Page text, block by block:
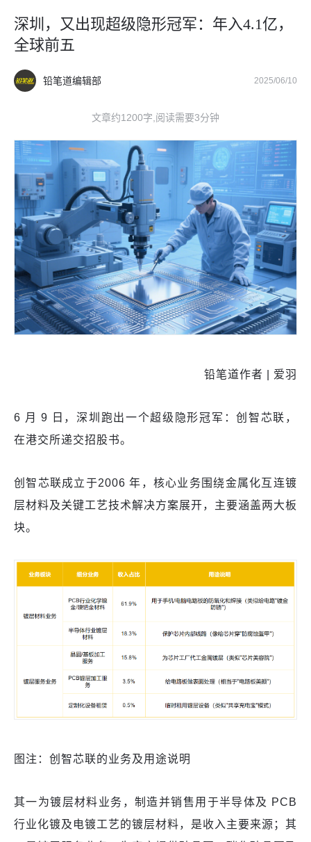
深圳，又出现超级隐形冠军：年入4.1亿，
全球前五
铅笔道编辑部 2025/06/10
文章约1200字,阅读需要3分钟
铅笔道作者 | 爱羽
6 月 9 日，深圳跑出一个超级隐形冠军：创智芯联，
在港交所递交招股书。
创智芯联成立于2006 年，核心业务围绕金属化互连镀
层材料及关键工艺技术解决方案展开，主要涵盖两大板
块。
图注：创智芯联的业务及用途说明
其一为镀层材料业务，制造并销售用于半导体及 PCB
行业化镀及电镀工艺的镀层材料，是收入主要来源；其